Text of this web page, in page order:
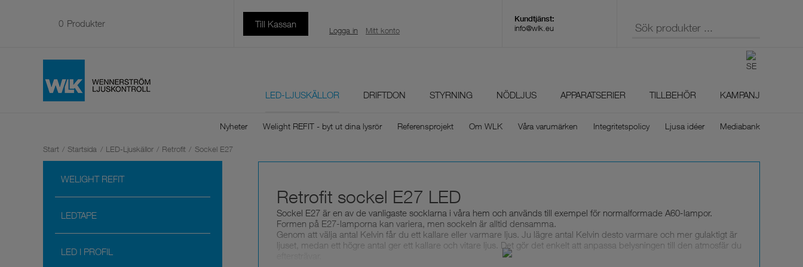
info@wlk.eu
0 Produkter Till Kassan
Logga in Mitt konto
LED-LJUSKÄLLOR
WELIGHT REFIT
LEDTAPE
LED I PROFIL
DRIFTDON STYRNING NÖDLJUS APPARATSERIER TILLBEHÖR KAMPANJ
Nyheter Welight REFIT - byt ut dina lysrör Referensprojekt Om WLK Våra varumärken Integritetspolicy Ljusa idéer Mediabank
Start / Startsida / LED-Ljuskällor / Retrofit / Sockel E27
Retrofit sockel E27 LED
Sockel E27 är en av de vanligaste socklarna i våra hem och används till exempel för normalformade A60-lampor.
Formen på E27-lamporna kan variera, men sockeln är alltid densamma.
Genom att välja antal Kelvin får du ett kallare eller varmare ljus. Ju lägre antal Kelvin desto varmare och mer gulaktigt är
ljuset, medan ett högre antal ger ett kallare och vitare ljus. Det gör det enkelt att anpassa belysningen till den atmosfär du